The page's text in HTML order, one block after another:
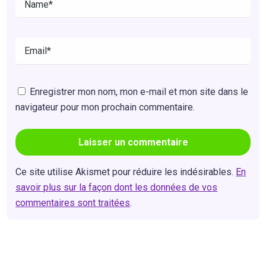
Enregistrer mon nom, mon e-mail et mon site dans le
navigateur pour mon prochain commentaire.
Ce site utilise Akismet pour réduire les indésirables. En
savoir plus sur la façon dont les données de vos
commentaires sont traitées.